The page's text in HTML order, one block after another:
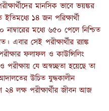
মানসিক ভাবে ভয়ঙ্কর
১৪ জন পরিক্ষার্থী
মধ্যে ৬৫০ পেলে নিশ্চিত
এবার সেই পরীক্ষার্থীর র‍্যাঙ্ক
ফলাফল ও কাউন্সিলিং
যে অস্বচ্ছতা হয়েছে তা
উচিত যুদ্ধকালীন
লক্ষ পরীক্ষার্থীর জীবন আজ